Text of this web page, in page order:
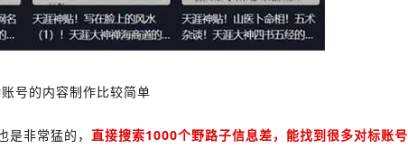
号的内容制作比较简单
非常猛的， 直接搜索1000个野路子信息差，能找到很多对标账号